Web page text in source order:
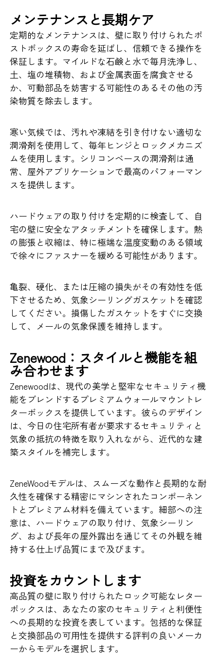
メンテナンスと長期ケア
定期的なメンテナンスは、壁に取り付けられたポ
ストボックスの寿命を延ばし、信頼できる操作を
保証します。マイルドな石鹸と水で毎月洗浄し、
土、塩の堆積物、および金属表面を腐食させる
か、可動部品を妨害する可能性のあるその他の汚
染物質を除去します。
寒い気候では、汚れや凍結を引き付けない適切な
潤滑剤を使用して、毎年ヒンジとロックメカニズ
ムを使用します。シリコンベースの潤滑剤は通
常、屋外アプリケーションで最高のパフォーマン
スを提供します。
ハードウェアの取り付けを定期的に検査して、自
宅の壁に安全なアタッチメントを確保します。熱
の膨張と収縮は、特に極端な温度変動のある領域
で徐々にファスナーを緩める可能性があります。
亀裂、硬化、または圧縮の損失がその有効性を低
下させるため、気象シーリングガスケットを確認
してください。損傷したガスケットをすぐに交換
して、メールの気象保護を維持します。
Zenewood：スタイルと機能を組
み合わせます
Zenewoodは、現代の美学と堅牢なセキュリティ機
能をブレンドするプレミアムウォールマウントレ
ターボックスを提供しています。彼らのデザイン
は、今日の住宅所有者が要求するセキュリティと
気象の抵抗の特徴を取り入れながら、近代的な建
築スタイルを補完します。
ZeneWoodモデルは、スムーズな動作と長期的な耐
久性を確保する精密にマシンされたコンポーネン
トとプレミアム材料を備えています。細部への注
意は、ハードウェアの取り付け、気象シーリン
グ、および長年の屋外露出を通じてその外観を維
持する仕上げ品質にまで及びます。
投資をカウントします
高品質の壁に取り付けられたロック可能なレター
ボックスは、あなたの家のセキュリティと利便性
への長期的な投資を表しています。包括的な保証
と交換部品の可用性を提供する評判の良いメーカ
ーからモデルを選択します。